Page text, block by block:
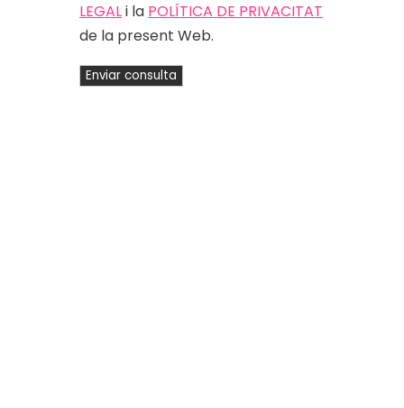
LEGALi la POLÍTICA DE PRIVACITAT
de la present Web.